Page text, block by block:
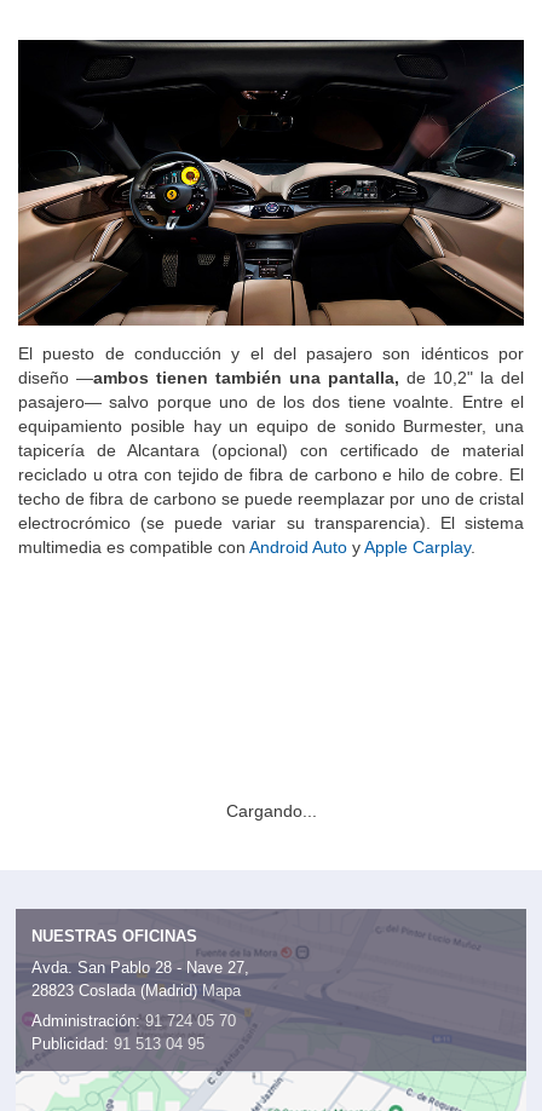
El puesto de conducción y el del pasajero son idénticos por
diseño —ambos tienen también una pantalla, de 10,2" la del
pasajero— salvo porque uno de los dos tiene voalnte. Entre el
equipamiento posible hay un equipo de sonido Burmester, una
tapicería de Alcantara (opcional) con certificado de material
reciclado u otra con tejido de fibra de carbono e hilo de cobre. El
techo de fibra de carbono se puede reemplazar por uno de cristal
electrocrómico (se puede variar su transparencia). El sistema
multimedia es compatible con Android Auto yApple Carplay.
Cargando...
NUESTRAS OFICINAS
Avda. San Pablo 28 - Nave 27,
28823 Coslada (Madrid) Mapa
Administración: 91 724 05 70
Publicidad: 91 513 04 95